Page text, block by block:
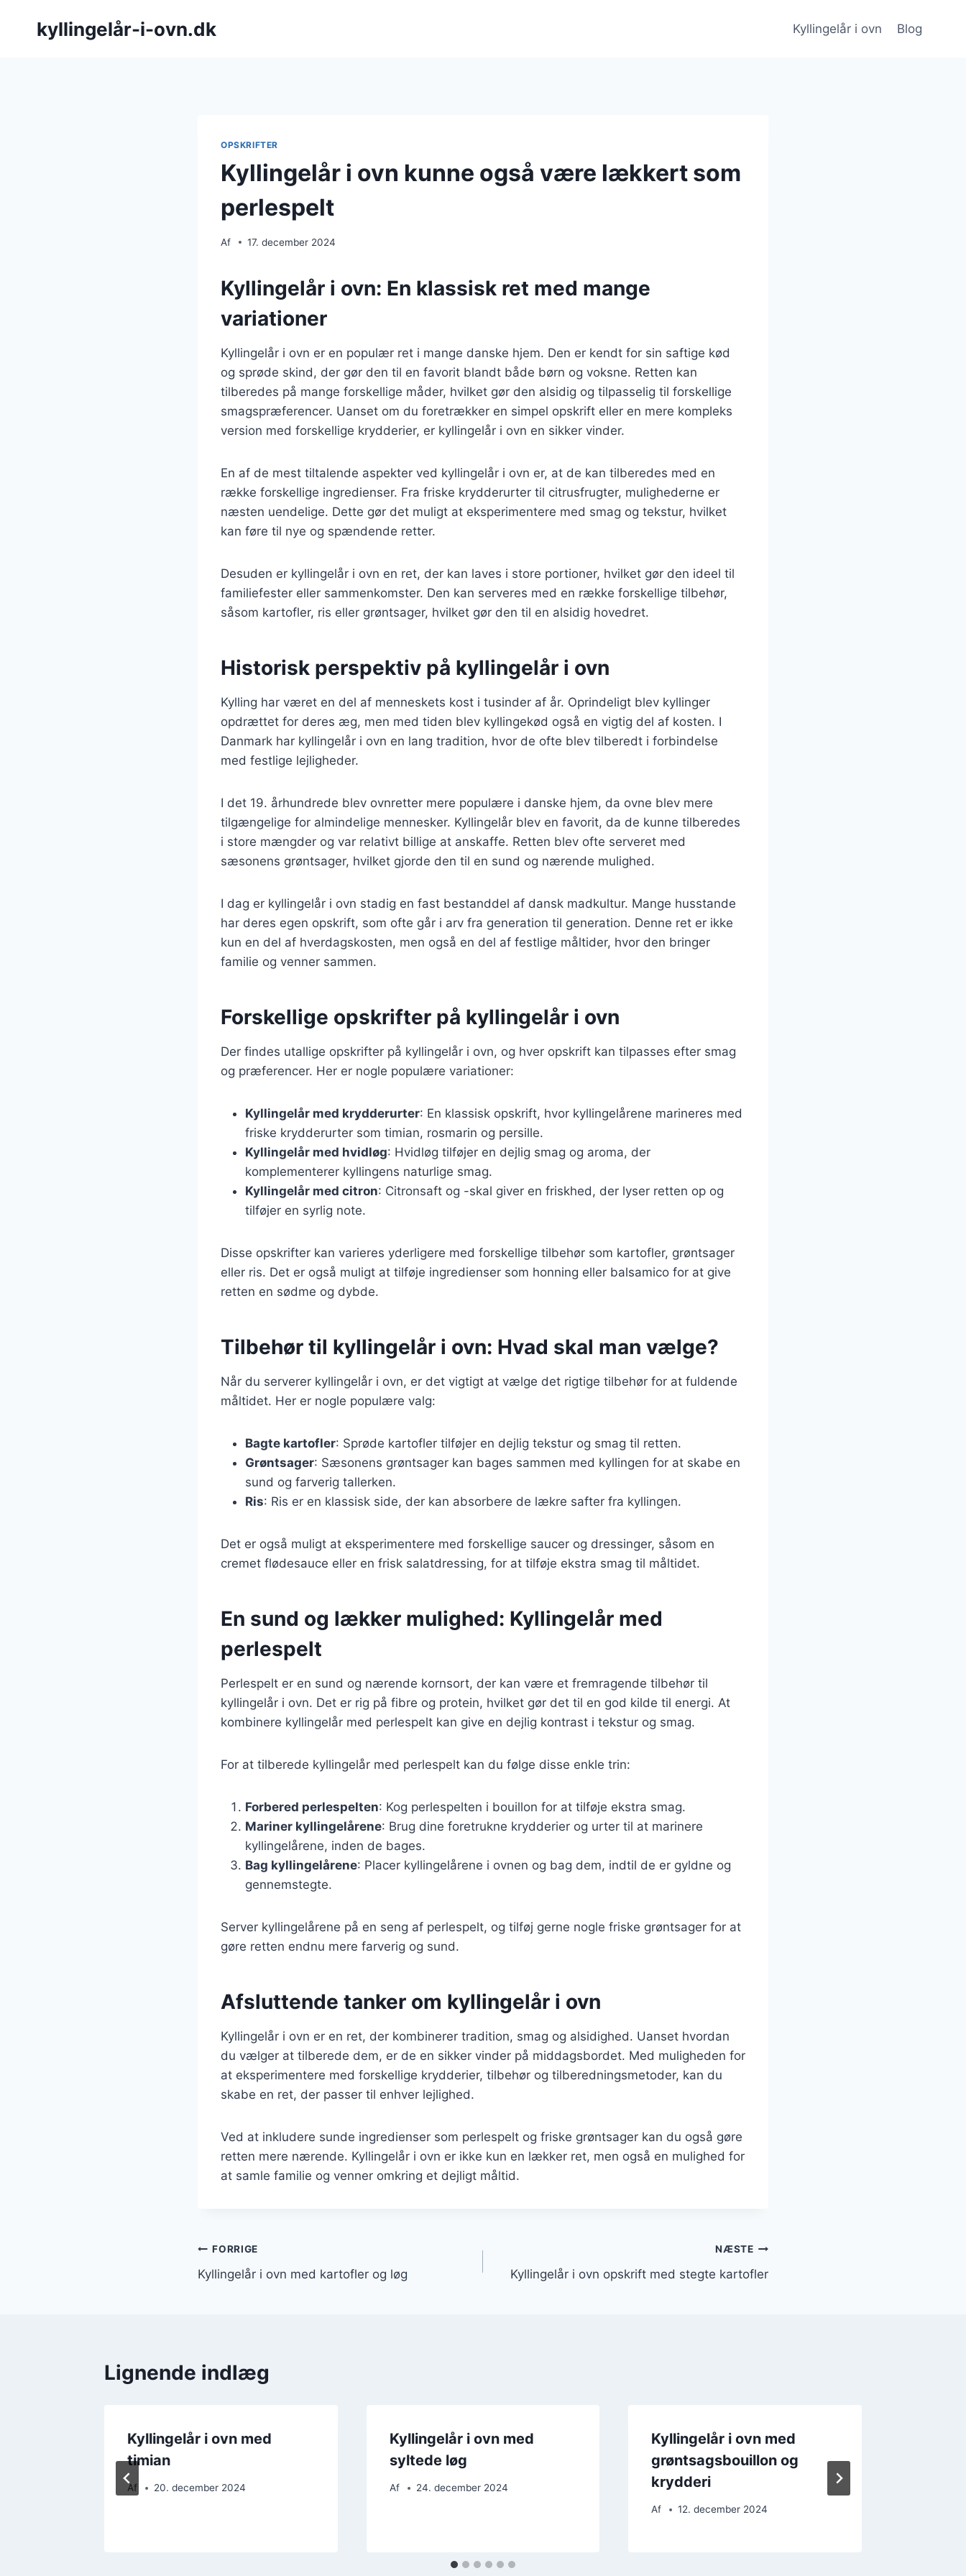
kyllingelår-i-ovn.dk Kyllingelår i ovn Blog
OPSKRIFTER
Kyllingelår i ovn kunne også være lækkert som
perlespelt
Af 17. december 2024
Kyllingelår i ovn: En klassisk ret med mange
variationer
Kyllingelår i ovn er en populær ret i mange danske hjem. Den er kendt for sin saftige kød
og sprøde skind, der gør den til en favorit blandt både børn og voksne. Retten kan
tilberedes på mange forskellige måder, hvilket gør den alsidig og tilpasselig til forskellige
smagspræferencer. Uanset om du foretrækker en simpel opskrift eller en mere kompleks
version med forskellige krydderier, er kyllingelår i ovn en sikker vinder.
En af de mest tiltalende aspekter ved kyllingelår i ovn er, at de kan tilberedes med en
række forskellige ingredienser. Fra friske krydderurter til citrusfrugter, mulighederne er
næsten uendelige. Dette gør det muligt at eksperimentere med smag og tekstur, hvilket
kan føre til nye og spændende retter.
Desuden er kyllingelår i ovn en ret, der kan laves i store portioner, hvilket gør den ideel til
familiefester eller sammenkomster. Den kan serveres med en række forskellige tilbehør,
såsom kartofler, ris eller grøntsager, hvilket gør den til en alsidig hovedret.
Historisk perspektiv på kyllingelår i ovn
Kylling har været en del af menneskets kost i tusinder af år. Oprindeligt blev kyllinger
opdrættet for deres æg, men med tiden blev kyllingekød også en vigtig del af kosten. I
Danmark har kyllingelår i ovn en lang tradition, hvor de ofte blev tilberedt i forbindelse
med festlige lejligheder.
I det 19. århundrede blev ovnretter mere populære i danske hjem, da ovne blev mere
tilgængelige for almindelige mennesker. Kyllingelår blev en favorit, da de kunne tilberedes
i store mængder og var relativt billige at anskaffe. Retten blev ofte serveret med
sæsonens grøntsager, hvilket gjorde den til en sund og nærende mulighed.
I dag er kyllingelår i ovn stadig en fast bestanddel af dansk madkultur. Mange husstande
har deres egen opskrift, som ofte går i arv fra generation til generation. Denne ret er ikke
kun en del af hverdagskosten, men også en del af festlige måltider, hvor den bringer
familie og venner sammen.
Forskellige opskrifter på kyllingelår i ovn
Der findes utallige opskrifter på kyllingelår i ovn, og hver opskrift kan tilpasses efter smag
og præferencer. Her er nogle populære variationer:
Kyllingelår med krydderurter: En klassisk opskrift, hvor kyllingelårene marineres med
friske krydderurter som timian, rosmarin og persille.
Kyllingelår med hvidløg: Hvidløg tilføjer en dejlig smag og aroma, der
komplementerer kyllingens naturlige smag.
Kyllingelår med citron: Citronsaft og -skal giver en friskhed, der lyser retten op og
tilføjer en syrlig note.
Disse opskrifter kan varieres yderligere med forskellige tilbehør som kartofler, grøntsager
eller ris. Det er også muligt at tilføje ingredienser som honning eller balsamico for at give
retten en sødme og dybde.
Tilbehør til kyllingelår i ovn: Hvad skal man vælge?
Når du serverer kyllingelår i ovn, er det vigtigt at vælge det rigtige tilbehør for at fuldende
måltidet. Her er nogle populære valg:
Bagte kartofler: Sprøde kartofler tilføjer en dejlig tekstur og smag til retten.
Grøntsager: Sæsonens grøntsager kan bages sammen med kyllingen for at skabe en
sund og farverig tallerken.
Ris: Ris er en klassisk side, der kan absorbere de lækre safter fra kyllingen.
Det er også muligt at eksperimentere med forskellige saucer og dressinger, såsom en
cremet flødesauce eller en frisk salatdressing, for at tilføje ekstra smag til måltidet.
En sund og lækker mulighed: Kyllingelår med
perlespelt
Perlespelt er en sund og nærende kornsort, der kan være et fremragende tilbehør til
kyllingelår i ovn. Det er rig på fibre og protein, hvilket gør det til en god kilde til energi. At
kombinere kyllingelår med perlespelt kan give en dejlig kontrast i tekstur og smag.
For at tilberede kyllingelår med perlespelt kan du følge disse enkle trin:
Forbered perlespelten: Kog perlespelten i bouillon for at tilføje ekstra smag.
Mariner kyllingelårene: Brug dine foretrukne krydderier og urter til at marinere
kyllingelårene, inden de bages.
Bag kyllingelårene: Placer kyllingelårene i ovnen og bag dem, indtil de er gyldne og
gennemstegte.
Server kyllingelårene på en seng af perlespelt, og tilføj gerne nogle friske grøntsager for at
gøre retten endnu mere farverig og sund.
Afsluttende tanker om kyllingelår i ovn
Kyllingelår i ovn er en ret, der kombinerer tradition, smag og alsidighed. Uanset hvordan
du vælger at tilberede dem, er de en sikker vinder på middagsbordet. Med muligheden for
at eksperimentere med forskellige krydderier, tilbehør og tilberedningsmetoder, kan du
skabe en ret, der passer til enhver lejlighed.
Ved at inkludere sunde ingredienser som perlespelt og friske grøntsager kan du også gøre
retten mere nærende. Kyllingelår i ovn er ikke kun en lækker ret, men også en mulighed for
at samle familie og venner omkring et dejligt måltid.
Indlægsnavigation
FORRIGE
Kyllingelår i ovn med kartofler og løg
NÆSTE
Kyllingelår i ovn opskrift med stegte kartofler
Lignende indlæg
Kyllingelår i ovn med
timian
Af 20. december 2024
Kyllingelår i ovn med
syltede løg
Af 24. december 2024
Kyllingelår i ovn med
grøntsagsbouillon og
krydderi
Af 12. december 2024